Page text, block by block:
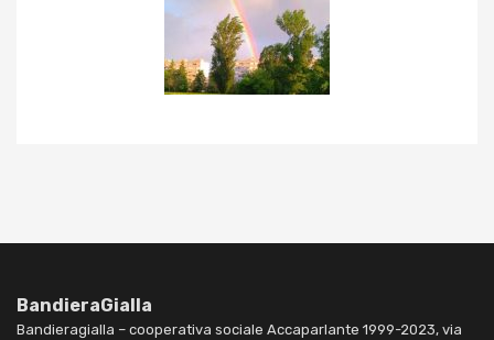
BandieraGialla
Bandieragialla – cooperativa sociale Accaparlante 1999-2023, via